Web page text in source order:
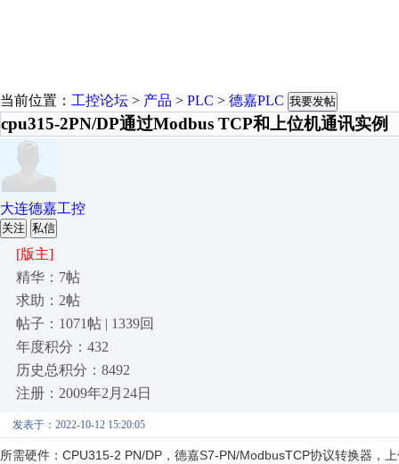
当前位置： 工控论坛 > 产品 > PLC > 德嘉PLC 我要发帖
cpu315-2PN/DP通过Modbus TCP和上位机通讯实例
大连德嘉工控
关注 私信
[版主]
精华：7帖
求助：2帖
帖子：1071帖 | 1339回
年度积分：432
历史总积分：8492
注册：2009年2月24日
发表于：2022-10-12 15:20:05
所需硬件：CPU315-2 PN/DP，德嘉S7-PN/ModbusTCP协议转换器，